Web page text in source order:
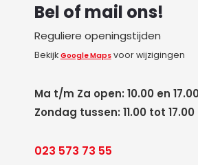
Bel of mail ons!
Reguliere openingstijden
Bekijk Google Mapsvoor wijzigingen
Ma t/m Za open: 10.00 en
Zondag tussen: 11.00 tot 17.00
023 573 73 55